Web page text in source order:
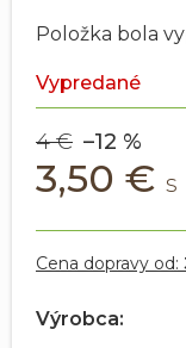
Vypredané
4 € –12 %
3,50 €
Položka bola
Cena dopravy od:
Výrobca: